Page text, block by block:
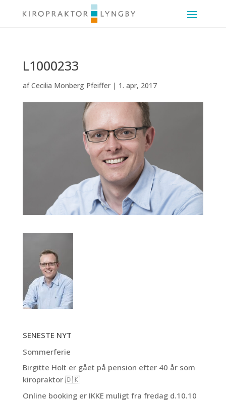
L1000233
afCecilia Monberg Pfeiffer| 1. apr, 2017
SENESTE NYT
Sommerferie
Birgitte Holt er gået på pension efter 40 år som
kiropraktor 🇩🇰
Online booking er IKKE muligt fra fredag d.10.10